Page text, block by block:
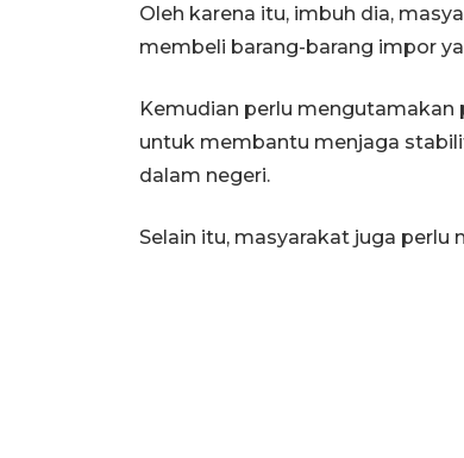
Oleh karena itu, imbuh dia,
membeli barang-barang impor
Kemudian perlu mengutamakan
untuk membantu menjaga
dalam negeri.
Selain itu, masyarakat juga